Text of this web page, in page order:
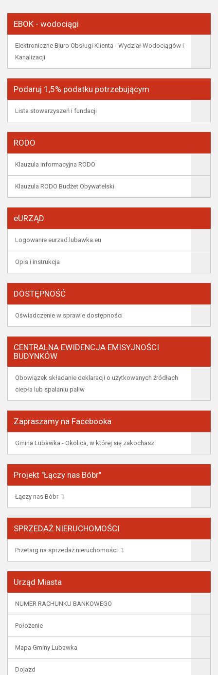
EBOK - wodociągi
Elektroniczne Biuro Obsługi Klienta - Wydział Wodociągów i
Kanalizacji
Podaruj 1,5% podatku potrzebującym
Lista stowarzyszeń i fundacji
RODO
Klauzula informacyjna RODO
Klauzula RODO Budżet Obywatelski
eURZĄD
Logowanie eurzad.lubawka.eu
Opis i instrukcja
DOSTĘPNOŚĆ
Oświadczenie w sprawie dostępności
CENTRALNA EWIDENCJA EMISYJNOŚCI
BUDYNKÓW
Obowiązek składanie deklaracji o użytkowanych źródłach
ciepła lub spalaniu paliw
Zapraszamy na Facebooka
Gmina Lubawka - Okolica, w której się zakochasz
Projekt "Łączy nas Bóbr"
Łączy nas Bóbr
SPRZEDAŻ NIERUCHOMOŚCI
Przetarg na sprzedaż nieruchomości
Urząd Miasta
NUMER RACHUNKU BANKOWEGO
Położenie
Mapa Gminy Lubawka
Dojazd